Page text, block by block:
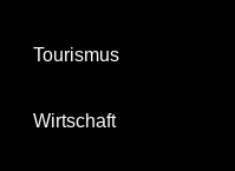
Tourismus
Wirtschaft